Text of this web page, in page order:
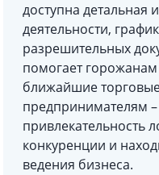
доступна детальная
деятельности,
разрешительных
помогает
ближайшие
предпринимателям
привлекательность
конкуренции и
ведения бизнеса.